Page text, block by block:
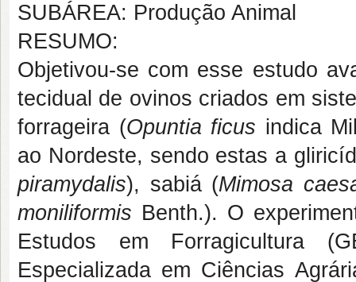
SUBÁREA: Produção Animal
RESUMO:
Objetivou-se com esse estudo
tecidual de ovinos criados em
forrageira (Opuntia ficus indica
ao Nordeste, sendo estas a
piramydalis), sabiá (Mimosa
moniliformis Benth.). O
Estudos em Forragicultura
Especializada em Ciências